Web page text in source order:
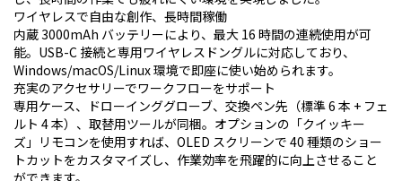
ワイヤレスで自由な創作、長時間稼働
内蔵 3000mAh バッテリーにより、最大 16 時間の連続使用が可
能。USB-C 接続と専用ワイヤレスドングルに対応しており、
Windows/macOS/Linux 環境で即座に使い始められます。
充実のアクセサリーでワークフローをサポート
専用ケース、ドローインググローブ、交換ペン先（標準 6 本 + フェ
ルト 4 本）、取替用ツールが同梱。オプションの「クイッキー
ズ」リモコンを使用すれば、OLED スクリーンで 40 種類のショー
トカットをカスタマイズし、作業効率を飛躍的に向上させること
ができます。